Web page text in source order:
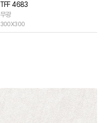
TFF 4683
무광
300X300